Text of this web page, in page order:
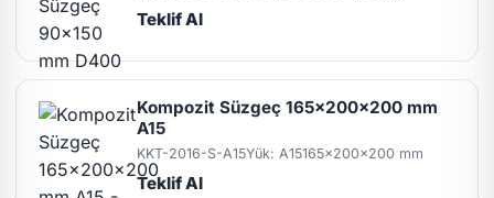
Teklif Al
Kompozit Süzgeç 165x200x200 mm
A15
KKT-2016-S-A15Yük: A15165x200x200 mm
Teklif Al